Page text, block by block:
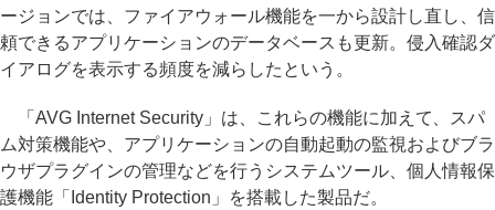
ージョンでは、ファイアウォール機能を一から設計し直し、信
頼できるアプリケーションのデータベースも更新。侵入確認ダ
イアログを表示する頻度を減らしたという。
「AVG Internet Security」は、これらの機能に加えて、スパ
ム対策機能や、アプリケーションの自動起動の監視およびブラ
ウザプラグインの管理などを行うシステムツール、個人情報保
護機能「Identity Protection」を搭載した製品だ。